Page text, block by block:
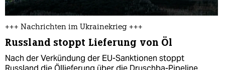
+++ Nachrichten im Ukrainekrieg +++
Russland stoppt Lieferung von Öl
Nach der Verkündung der EU-Sanktionen stoppt